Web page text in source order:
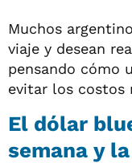
Muchos
viaje y desean
pensando cómo
evitar los costos
El dólar
semana y